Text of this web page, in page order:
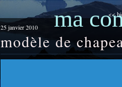
ma <<
25 janvier 2010
modèle de